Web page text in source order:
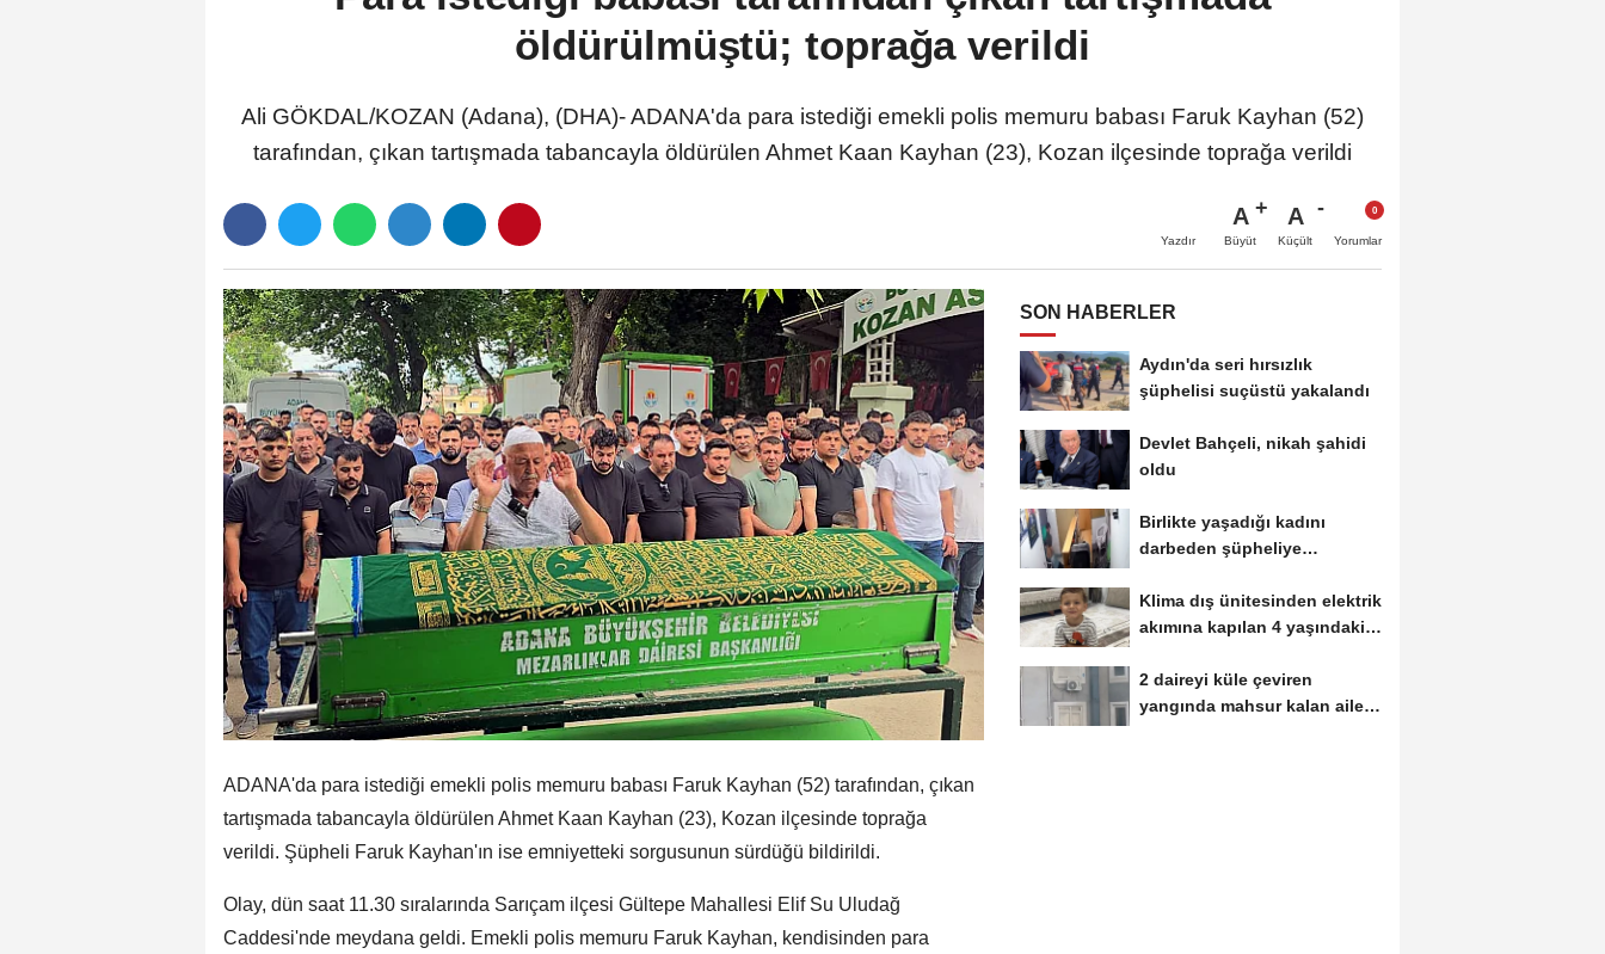
öldürülmüştü; toprağa verildi
Ali GÖKDAL/KOZAN (Adana), (DHA)- ADANA'da para istediği emekli polis memuru babası Faruk Kayhan (52)
tarafından, çıkan tartışmada tabancayla öldürülen Ahmet Kaan Kayhan (23), Kozan ilçesinde toprağa verildi
Yazdır
A
Büyüt
A
Küçült Yorumlar
ADANA'da para istediği emekli polis memuru babası Faruk Kayhan (52) tarafından, çıkan
tartışmada tabancayla öldürülen Ahmet Kaan Kayhan (23), Kozan ilçesinde toprağa
verildi. Şüpheli Faruk Kayhan'ın ise emniyetteki sorgusunun sürdüğü bildirildi.
Olay, dün saat 11.30 sıralarında Sarıçam ilçesi Gültepe Mahallesi Elif Su Uludağ
Caddesi'nde meydana geldi. Emekli polis memuru Faruk Kayhan, kendisinden para
SON HABERLER
Aydın'da seri hırsızlık
şüphelisi suçüstü yakalandı
Devlet Bahçeli, nikah şahidi
oldu
Birlikte yaşadığı kadını
darbeden şüpheliye
Klima dış ünitesinden elektrik
akımına kapılan 4 yaşındaki
2 daireyi küle çeviren
yangında mahsur kalan aile